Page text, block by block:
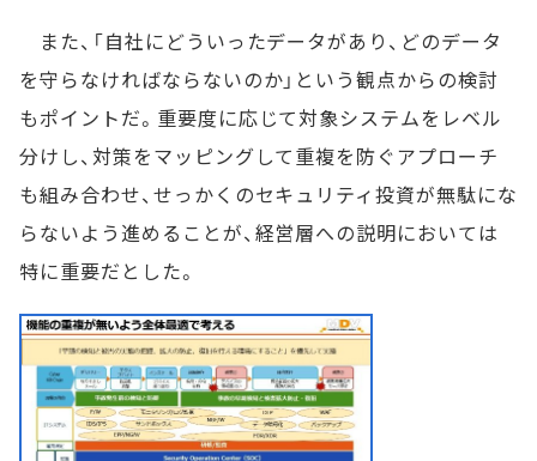
また、「自社にどういったデータがあり、どのデータ
を守らなければならないのか」という観点からの検討
もポイントだ。重要度に応じて対象システムをレベル
分けし、対策をマッピングして重複を防ぐアプローチ
も組み合わせ、せっかくのセキュリティ投資が無駄にな
らないよう進めることが、経営層への説明においては
特に重要だとした。